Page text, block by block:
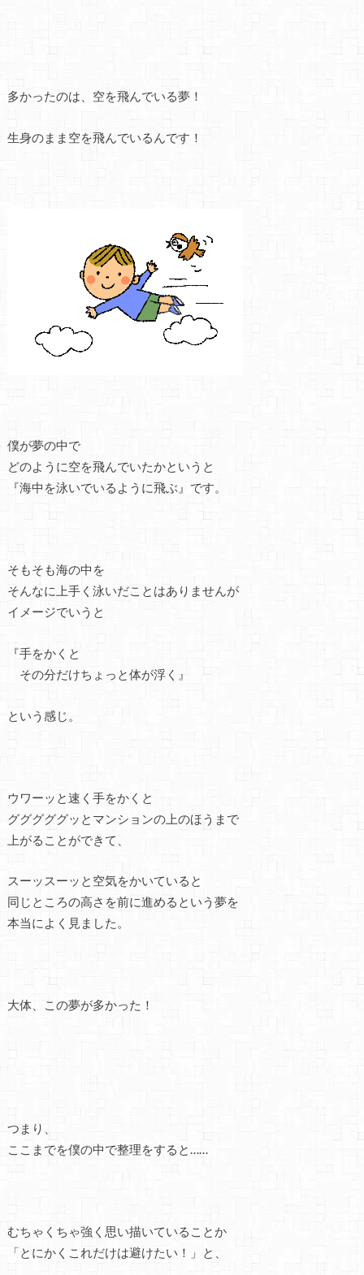
多かったのは、空を飛んでいる夢！
生身のまま空を飛んでいるんです！
僕が夢の中で
どのように空を飛んでいたかというと
『海中を泳いでいるように飛ぶ』です。
そもそも海の中を
そんなに上手く泳いだことはありませんが
イメージでいうと
『手をかくと
その分だけちょっと体が浮く』
という感じ。
ウワーッと速く手をかくと
グググググッとマンションの上のほうまで
上がることができて、
スーッスーッと空気をかいていると
同じところの高さを前に進めるという夢を
本当によく見ました。
大体、この夢が多かった！
つまり、
ここまでを僕の中で整理をすると……
むちゃくちゃ強く思い描いていることか
「とにかくこれだけは避けたい！」と、